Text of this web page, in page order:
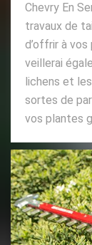
Chevry En
travaux de
d’offrir à
veillerai
lichens et
sortes de
vos plantes